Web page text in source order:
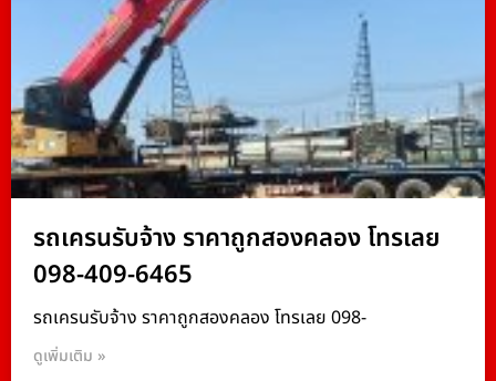
รถเครนรับจ้าง ราคาถูกสองคลอง โทรเลย
098-409-6465
รถเครนรับจ้าง ราคาถูกสองคลอง โทรเลย 098-
ดูเพิ่มเติม »